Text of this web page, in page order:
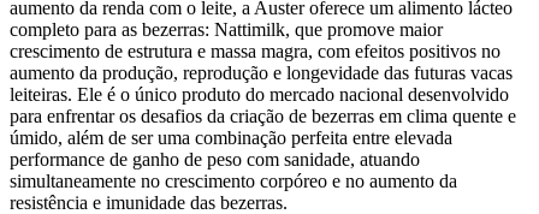
aumento da renda com o leite, a Auster oferece um alimento lácteo
completo para as bezerras: Nattimilk, que promove maior
crescimento de estrutura e massa magra, com efeitos positivos no
aumento da produção, reprodução e longevidade das futuras vacas
leiteiras. Ele é o único produto do mercado nacional desenvolvido
para enfrentar os desafios da criação de bezerras em clima quente e
úmido, além de ser uma combinação perfeita entre elevada
performance de ganho de peso com sanidade, atuando
simultaneamente no crescimento corpóreo e no aumento da
resistência e imunidade das bezerras.